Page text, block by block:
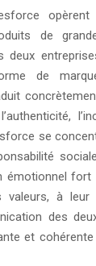
de
deux
de
se
émotionnel fort
valeurs, à
des
et